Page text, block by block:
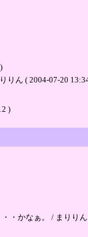
りん ( 2004-07-20
)
かなぁ。 / まりりん